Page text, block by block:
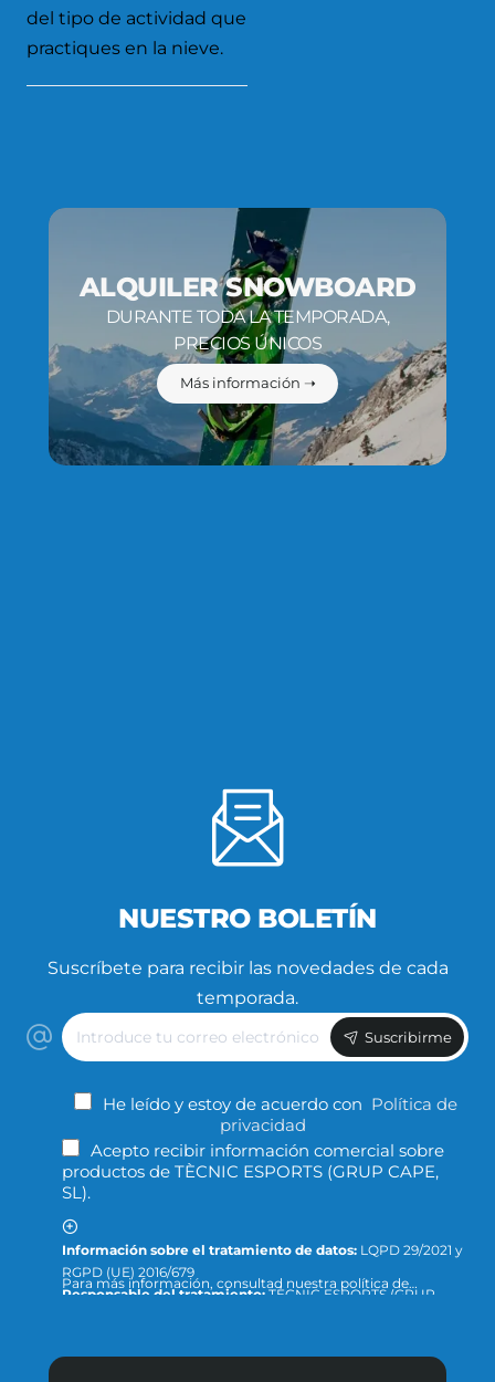
del tipo de actividad que
practiques en la nieve.
ALQUILER SNOWBOARD
DURANTE TODA LA TEMPORADA,
PRECIOS ÚNICOS
Más información ➝
NUESTRO BOLETÍN
Suscríbete para recibir las novedades de cada
temporada.
Introduce
tu
correo
Suscribirme
He leído y estoy de acuerdo con Política de
privacidad
Acepto recibir información comercial sobre
productos de TÈCNIC ESPORTS (GRUP CAPE,
SL).
Información sobre el tratamiento de datos: LQPD 29/2021 y
RGPD (UE) 2016/679
Responsable del tratamiento:
productos.
Para más información, consultad nuestra política de